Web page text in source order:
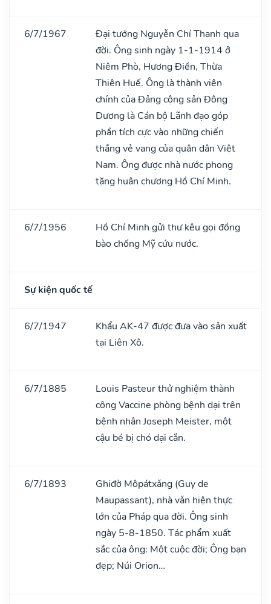
6/7/1967
Đại tướng Nguyễn Chí Thanh qua
đời. Ông sinh ngày 1-1-1914 ở
Niêm Phò, Hương Điền, Thừa
Thiên Huế. Ông là thành viên
chính của Đảng cộng sản Đông
Dương là Cán bộ Lãnh đạo góp
phần tích cực vào những chiến
thắng vẻ vang của quân dân Việt
Nam. Ông được nhà nước phong
tặng huân chương Hồ Chí Minh.
6/7/1956
Hồ Chí Minh gửi thư kêu gọi đồng
bào chống Mỹ cứu nước.
Sự kiện quốc tế
6/7/1947
Khẩu AK-47 được đưa vào sản xuất
tại Liên Xô.
6/7/1885
Louis Pasteur thử nghiệm thành
công Vaccine phòng bệnh dại trên
bệnh nhân Joseph Meister, một
cậu bé bị chó dại cắn.
6/7/1893
Ghiđờ Môpátxǎng (Guy de
Maupassant), nhà vǎn hiện thực
lớn của Pháp qua đời. Ông sinh
ngày 5-8-1850. Tác phẩm xuất
sắc của ông: Một cuộc đời; Ông bạn
đẹp; Núi Orion…